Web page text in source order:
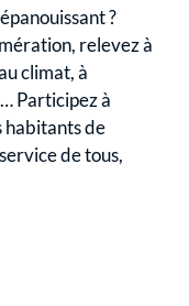
?
relevez à
climat, à
Participez à
habitants de
de tous,